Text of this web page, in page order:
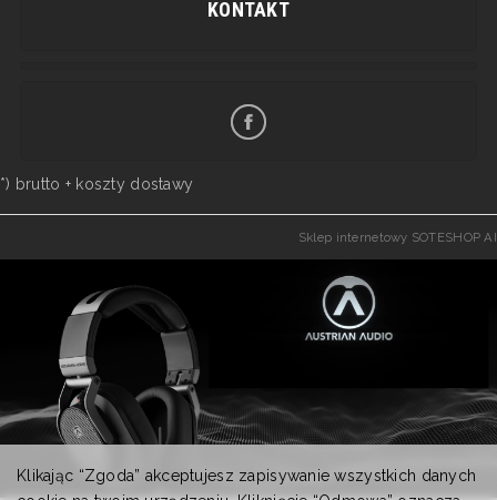
KONTAKT
*) brutto + koszty dostawy
Sklep internetowy SOTESHOP AI
Klikając “Zgoda” akceptujesz zapisywanie wszystkich danych